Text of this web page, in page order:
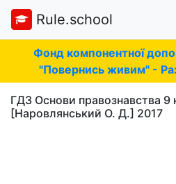
Rule.school
Фонд компонентної
"Повернись живим" -
ГДЗ Основи правознавства 9
[Наровлянський О. Д.] 2017